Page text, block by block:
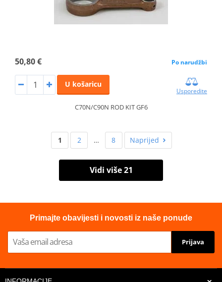
50,80 € Po narudžbi
U košaricu
Usporedite
C70N/C90N ROD KIT GF6
1 2 … 8 Naprijed
Vidi više 21
Primajte obavijesti i novosti iz naše ponude
Prijava